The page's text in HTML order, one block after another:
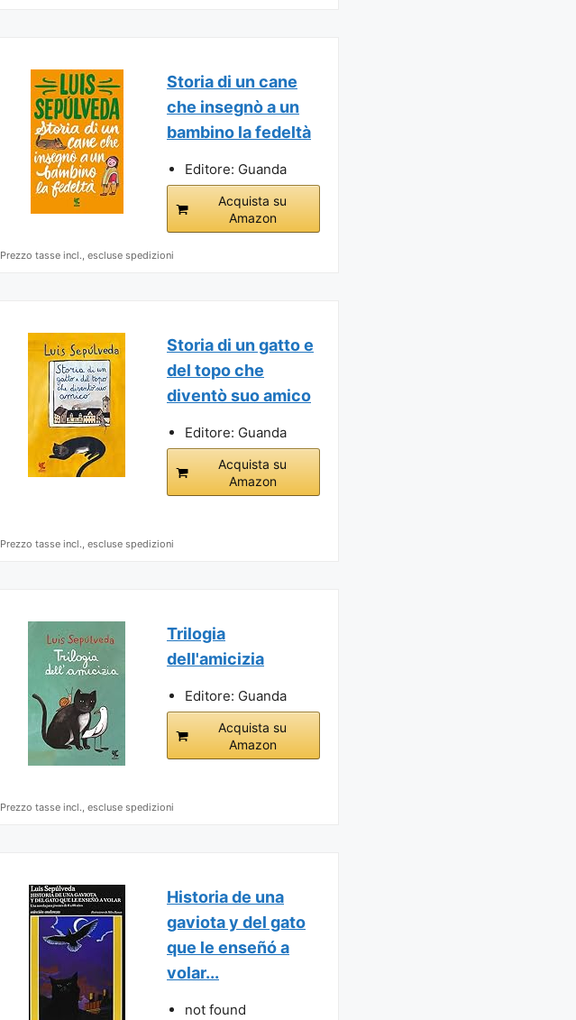
Storia di un cane
che insegnò a un
bambino la fedeltà
Editore: Guanda
Acquista su
Amazon
Prezzo tasse incl., escluse spedizioni
Storia di un gatto e
del topo che
diventò suo amico
Editore: Guanda
Acquista su
Amazon
Prezzo tasse incl., escluse spedizioni
Trilogia
dell'amicizia
Editore: Guanda
Acquista su
Amazon
Prezzo tasse incl., escluse spedizioni
Historia de una
gaviota y del gato
que le enseñó a
volar...
not found